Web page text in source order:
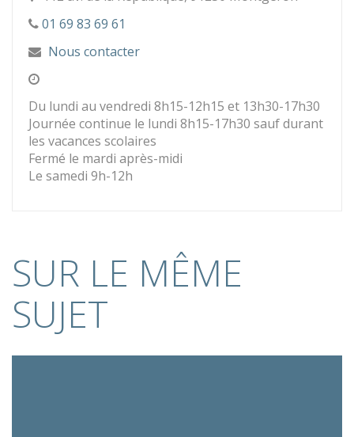
01 69 83 69 61
Nous contacter
Du lundi au vendredi 8h15-12h15 et 13h30-17h30
Journée continue le lundi 8h15-17h30 sauf durant
les vacances scolaires
Fermé le mardi après-midi
Le samedi 9h-12h
SUR LE MÊME
SUJET